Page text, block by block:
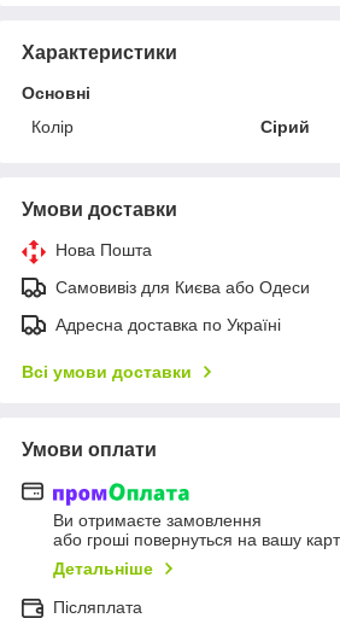
Характеристики
Основні
Колір
Сірий
Умови доставки
Нова Пошта
Самовивіз для Києва або Одеси
Адресна доставка по Україні
Всі умови доставки
Умови оплати
Ви отримаєте замовлення
або гроші повернуться на вашу
Детальніше
Післяплата